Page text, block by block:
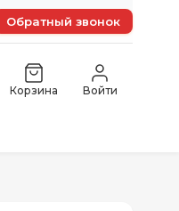
Обратный звонок
Корзина Войти